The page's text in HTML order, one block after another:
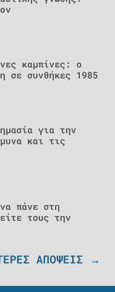
καμπίνες: ο
σε συνθήκες 1985
για την
και τις
πάνε στη
τους την
ΑΠΟΨΕΙΣ →